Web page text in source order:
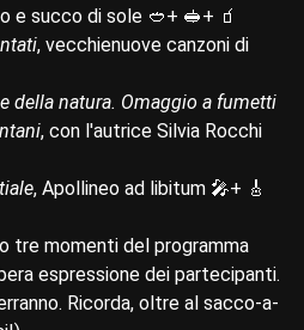
e succo di sole 🥙+ 🥪+ 🧃
, vecchienuove canzoni di
e della natura. Omaggio a fumetti
, con l'autrice Silvia Rocchi
, Apollineo ad libitum 🎤+ 🎸
tre momenti del programma
espressione dei partecipanti.
Ricorda, oltre al sacco-a-